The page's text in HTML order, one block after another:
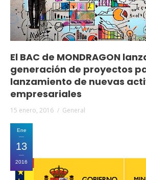
El BAC de MONDRAGON
generación de proyectos
lanzamiento de nuevas
empresariales
15 enero, 2016 General
Ene
13
2016